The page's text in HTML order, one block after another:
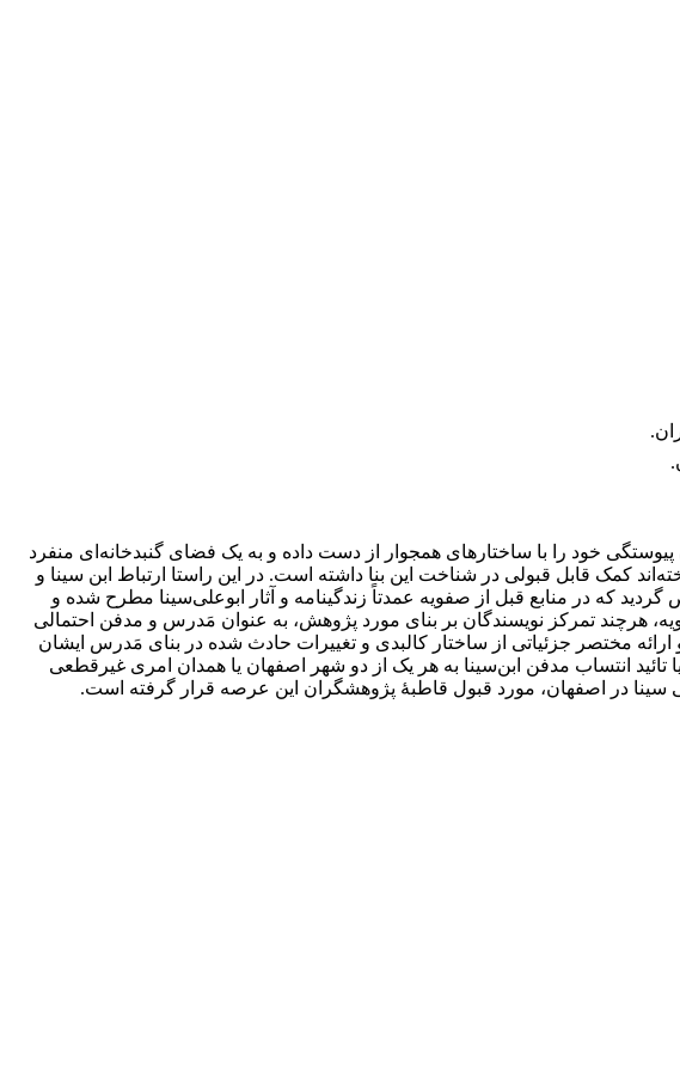
خود را با ساختارهای همجوار از دست داده و به یک فضای گنبدخانه‌ای منفرد
کمک قابل قبولی در شناخت این بنا داشته است. در این راستا ارتباط ابن سینا و
که در منابع قبل از صفویه عمدتاً زندگینامه و آثار ابوعلی‌سینا مطرح شده و
هرچند تمرکز نویسندگان بر بنای مورد پژوهش، به عنوان مَدرس و مدفن احتمالی
مختصر جزئیاتی از ساختار کالبدی و تغییرات حادث شده در بنای مَدرس ایشان
انتساب مدفن ابن‌سینا به هر یک از دو شهر اصفهان یا همدان امری غیرقطعی
در اصفهان، مورد قبول قاطبۀ پژوهشگران این عرصه قرار گرفته است.